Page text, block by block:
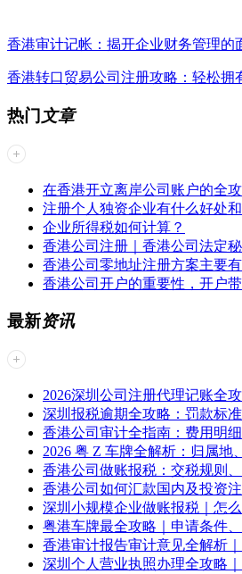
香港审计记帐：揭开企业财务管理的
香港转口贸易公司注册攻略：轻松拥
热门 文章
在香港开立离岸公司账户的全
注册个人独资企业有什么好处
企业所得税如何计算？
香港公司注册｜香港公司法定
香港公司零地址注册方案主要
香港公司开户的重要性，开户
最新资讯
2026深圳公司注册代理记账全
深圳报税逾期全攻略：罚款标
香港公司审计全指南：费用明
2026 粤 Z 车牌全解析：归属地
香港公司做账报税：交税规则
香港公司如何汇款国内及投资
深圳小规模企业做账报税｜怎
粤港车牌最全攻略｜申请条件
香港审计报告审计意见全解析
深圳个人营业执照办理全攻略